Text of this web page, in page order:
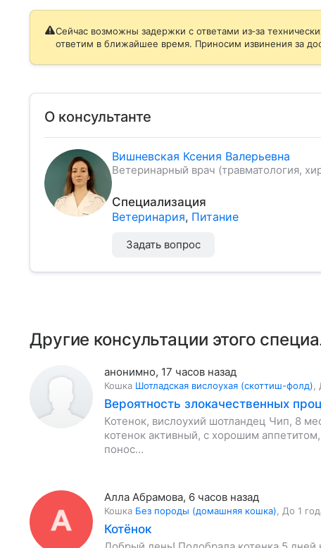
Сейчас возможны задержки с ответами из‑за
ответим в ближайшее время. Приносим извинения за
О консультанте
Вишневская Ксения Валерьевна
Ветеринарный врач (травматология,
Специализация
Ветеринария, Питание
Задать вопрос
Другие консультации этого
анонимно, 17 часов назад
Кошка Шотладская вислоухая (скоттиш-фолд)
Вероятность злокачественных
Котенок, вислоухий шотландец Чип, 8
котенок активный, с хорошим
понос…
Алла Абрамова, 6 часов назад
Кошка Без породы (домашняя кошка) До 1
Котёнок